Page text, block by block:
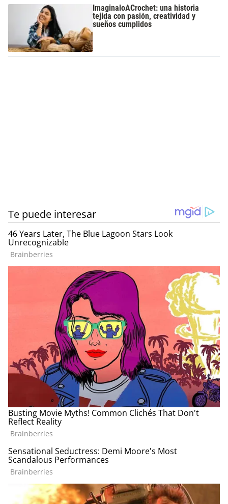
ImaginaloACrochet: una historia
tejida con pasión, creatividad y
sueños cumplidos